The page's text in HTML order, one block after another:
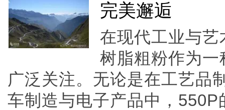
完美邂逅
在现代工业与
树脂粗粉作为
广泛关注。无论是在工艺品
车制造与电子产品中，